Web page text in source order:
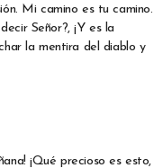
Mi camino es tu camino.
Señor?, ¡Y es la
la mentira del diablo y
¡Qué precioso es esto,